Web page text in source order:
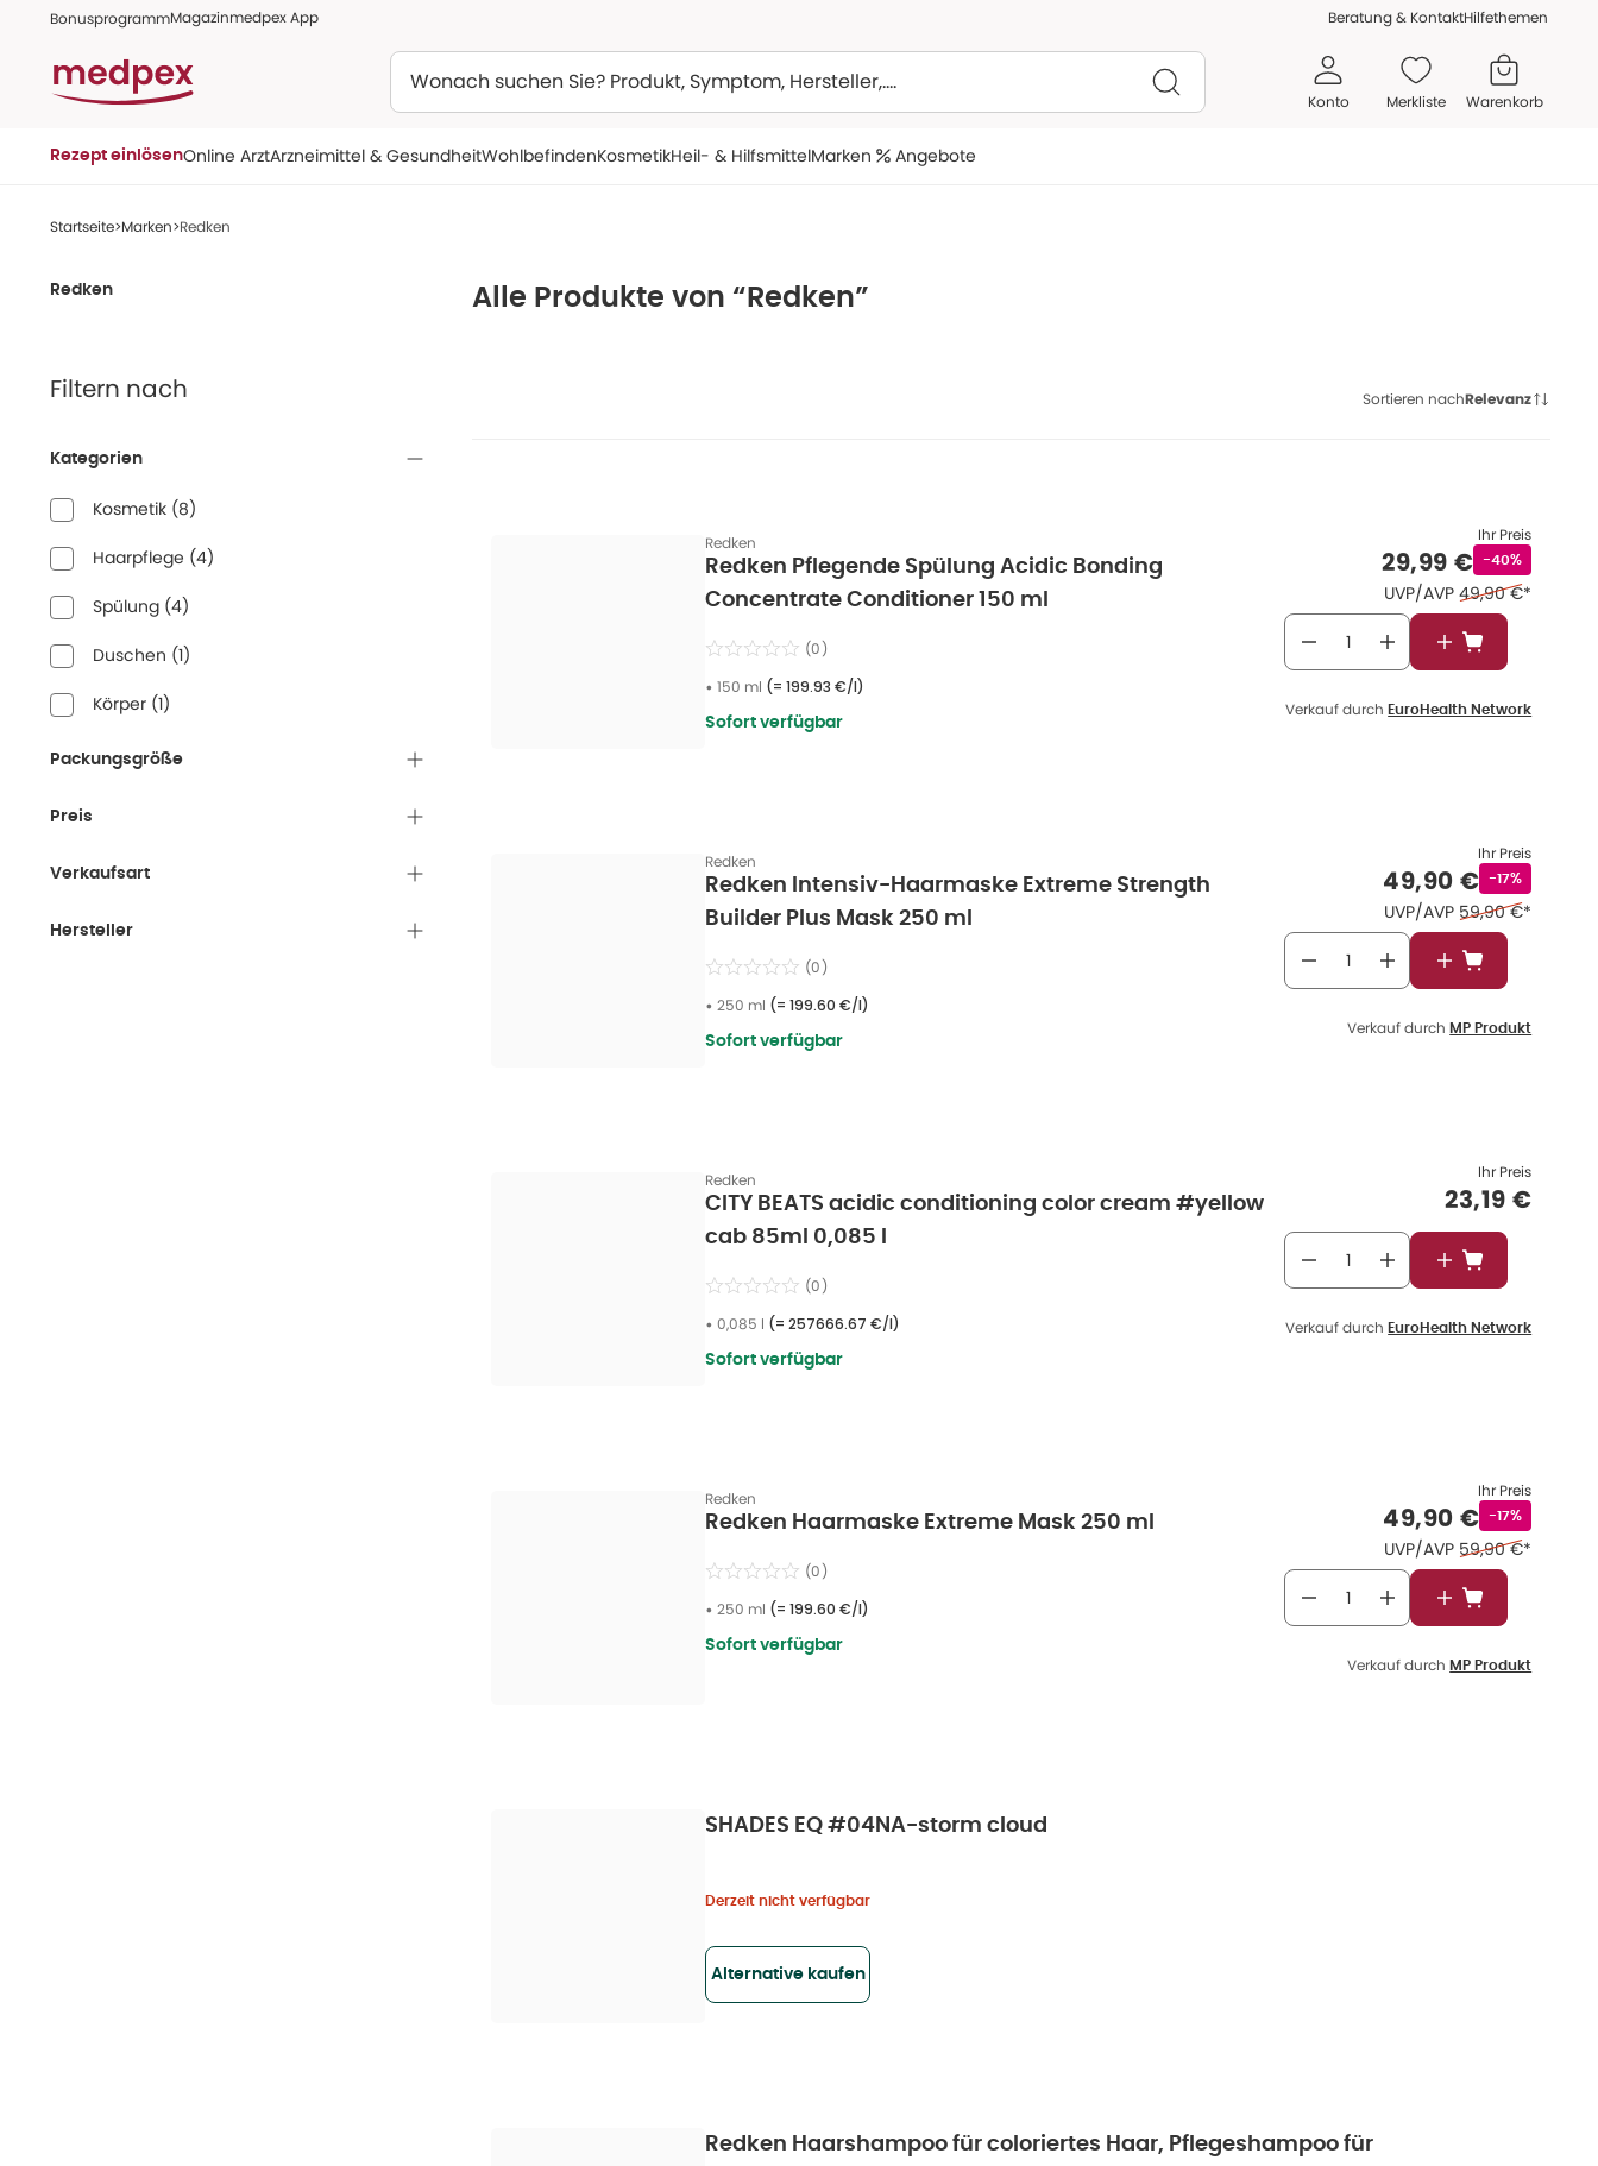
BonusprogrammMagazinmedpex App Beratung & KontaktHilfethemen
Konto Merkliste Warenkorb
Rezept einlösenOnline ArztArzneimittel & GesundheitWohlbefindenKosmetikHeil- & HilfsmittelMarken Angebote
Startseite Marken Redken
Alle Produkte von “Redken”
Redken
Filtern nach
Kategorien
Kosmetik (8)
Haarpflege (4)
Spülung (4)
Duschen (1)
Körper (1)
Packungsgröße
Preis
Verkaufsart
Hersteller
Sortieren nachRelevanz
Redken
Redken Pflegende Spülung Acidic Bonding
Concentrate Conditioner 150 ml
(0)
• 150 ml (= 199.93 €/l)
Sofort verfügbar
Ihr Preis
Verkaufspreis
29,99 €Rabattstempel
-40%
UVP/AVP Ehemaliger Preis
49,90 €*
In den
Verkauf durch EuroHealth Network
Redken
Redken Intensiv-Haarmaske Extreme Strength
Builder Plus Mask 250 ml
(0)
• 250 ml (= 199.60 €/l)
Sofort verfügbar
Ihr Preis
Verkaufspreis
49,90 € -17%
UVP/AVP Ehemaliger Preis
59,90 €*
In den
Verkauf durch MP Produkt
Redken
CITY BEATS acidic conditioning color cream #yellow
cab 85ml 0,085 l
(0)
• 0,085 l (= 257666.67 €/l)
Sofort verfügbar
Ihr Preis
23,19 €
In den
Verkauf durch EuroHealth Network
Redken
Redken Haarmaske Extreme Mask 250 ml
(0)
• 250 ml (= 199.60 €/l)
Sofort verfügbar
Ihr Preis
Verkaufspreis
49,90 € -17%
UVP/AVP Ehemaliger Preis
59,90 €*
In den
Verkauf durch MP Produkt
SHADES EQ #04NA-storm cloud
Derzeit nicht verfügbar
Alternative kaufen
Redken Haarshampoo für coloriertes Haar, Pflegeshampoo für